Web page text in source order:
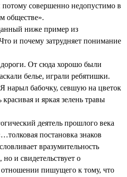
совершенно недопустимо в
обществе».
ниже пример из
и почему затрудняет понимание
От сюда хорошо были
белье, играли ребятишки.
нарыл бабочку, севшую на цветок
и яркая зелень травы
деятель прошлого века
постановка знаков
вразумительность
и свидетельствует о
пишущего к тому, что